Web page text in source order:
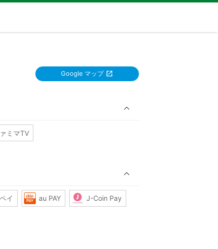
Google マップ
ミマTV
イ au PAY J-Coin Pay